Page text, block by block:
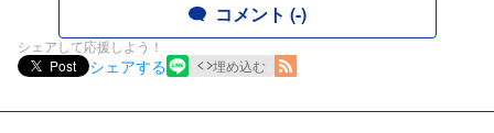
コメント (-)
シェアして応援しよう！
Post
シェアする 埋め込む